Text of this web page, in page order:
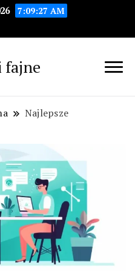
7:09:28 AM
fajne
Najlepsze